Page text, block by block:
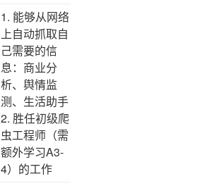
1. 能够从网络
上自动抓取自
己需要的信
息：商业分
析、舆情监
测、生活助手
2. 胜任初级爬
虫工程师（需
额外学习A3-
4）的工作